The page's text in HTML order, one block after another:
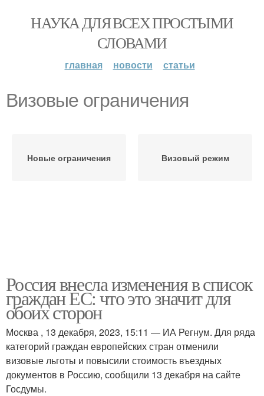
НАУКА ДЛЯ ВСЕХ ПРОСТЫМИ
СЛОВАМИ
главная новости статьи
Визовые ограничения
Новые ограничения Визовый режим
Россия внесла изменения в список
граждан ЕС: что это значит для
обоих сторон
Москва , 13 декабря, 2023, 15:11 — ИА Регнум. Для ряда
категорий граждан европейских стран отменили
визовые льготы и повысили стоимость въездных
документов в Россию, сообщили 13 декабря на сайте
Госдумы.